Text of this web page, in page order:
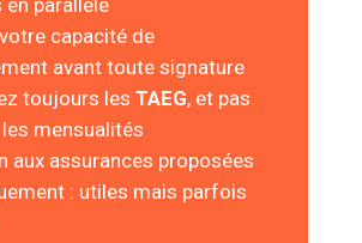
en parallèle
capacité de
avant toute signature
toujours les TAEG, et pas
mensualités
aux assurances proposées
: utiles mais parfois